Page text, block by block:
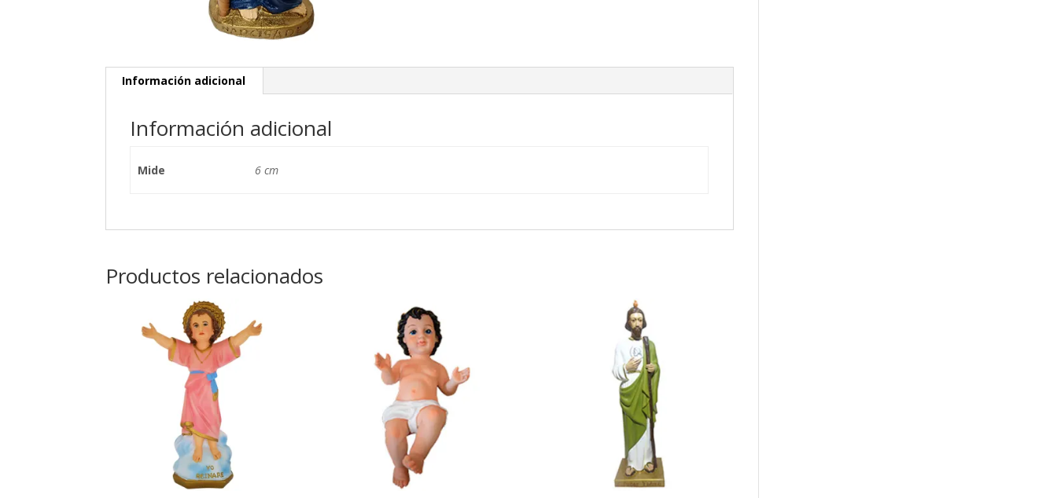
Información adicional
Información adicional
Mide 6 cm
Productos relacionados